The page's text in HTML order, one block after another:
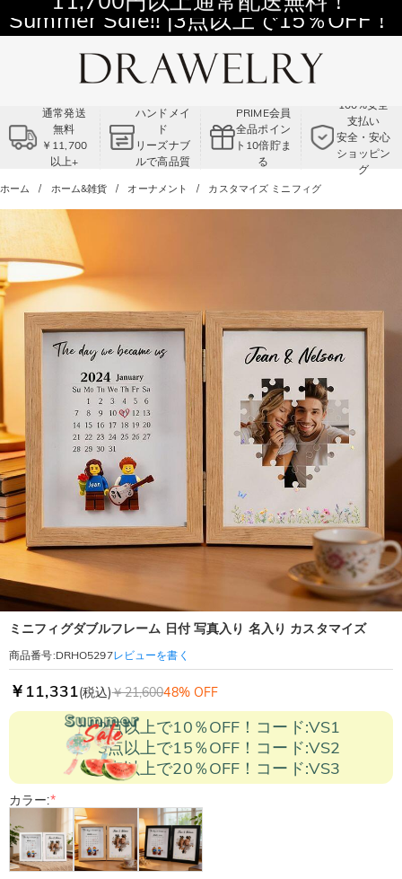
11,700円以上通常配送無料！
Summer Sale!! |3点以上で15％OFF！
コード:VS2
通常発送
無料
￥11,700
以上+
ハンドメイ
ド
リーズナブ
ルで高品質
PRIME会員
全品ポイン
ト10倍貯ま
る
100%安全
支払い
安全・安心
ショッピン
グ
ホーム ホーム&雑貨 オーナメント カスタマイズ ミニフィグ
ミニフィグダブルフレーム 日付 写真入り 名入り カスタマイズ
商品番号:DRHO5297レビューを書く
￥11,331(税込)￥21,60048% OFF
2点以上で10％OFF！コード:VS1
3点以上で15％OFF！コード:VS2
5点以上で20％OFF！コード:VS3
カラー:*